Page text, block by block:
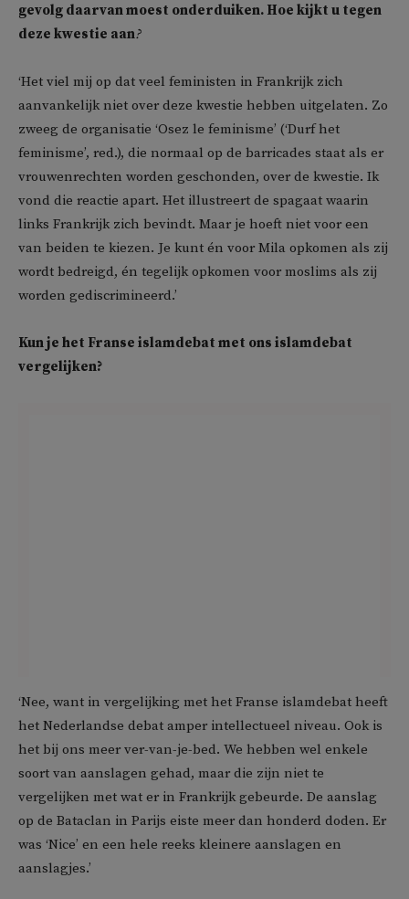
gevolg daarvan moest onderduiken. Hoe kijkt u tegen
deze kwestie aan?
‘Het viel mij op dat veel feministen in Frankrijk zich
aanvankelijk niet over deze kwestie hebben uitgelaten. Zo
zweeg de organisatie ‘Osez le feminisme’ (‘Durf het
feminisme’, red.), die normaal op de barricades staat als er
vrouwenrechten worden geschonden, over de kwestie. Ik
vond die reactie apart. Het illustreert de spagaat waarin
links Frankrijk zich bevindt. Maar je hoeft niet voor een
van beiden te kiezen. Je kunt én voor Mila opkomen als zij
wordt bedreigd, én tegelijk opkomen voor moslims als zij
worden gediscrimineerd.’
Kun je het Franse islamdebat met ons islamdebat
vergelijken?
‘Nee, want in vergelijking met het Franse islamdebat heeft
het Nederlandse debat amper intellectueel niveau. Ook is
het bij ons meer ver-van-je-bed. We hebben wel enkele
soort van aanslagen gehad, maar die zijn niet te
vergelijken met wat er in Frankrijk gebeurde. De aanslag
op de Bataclan in Parijs eiste meer dan honderd doden. Er
was ‘Nice’ en een hele reeks kleinere aanslagen en
aanslagjes.’